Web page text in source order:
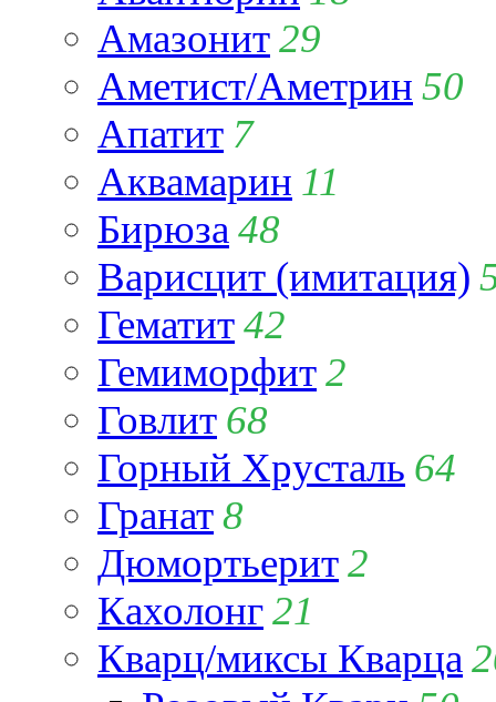
Амазонит29
Аметист/Аметрин 50
Апатит 7
Аквамарин 11
Бирюза 48
Варисцит (имитация)
Гематит42
Гемиморфит2
Говлит 68
Горный Хрусталь 64
Гранат8
Дюмортьерит2
Кахолонг21
Кварц/миксы Кварца